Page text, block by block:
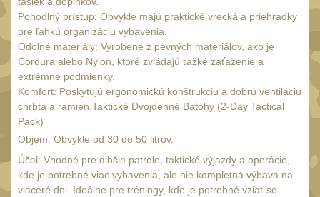
Čelové svetlá -
čelovky4
Svítilny pro
AA/AAA/14500 Li-Ion
baterie2
Svítilny pro 18650
baterie
Svítilny pro
CR123A/16340 Li-Ion
baterie 3
Pohodlný prístup: Obvykle majú praktické vrecká a priehradky
pre ľahkú organizáciu vybavenia.
Odolné materiály: Vyrobené z pevných materiálov, ako je
Cordura alebo Nylon, ktoré zvládajú ťažké zaťaženie a
extrémne podmienky.
Komfort: Poskytujú ergonomickú konštrukciu a dobrú ventiláciu
chrbta a ramien.Taktické Dvojdenné Batohy (2-Day Tactical
Pack)
Objem: Obvykle od 30 do 50 litrov.
Účel: Vhodné pre dlhšie patrole, taktické výjazdy a operácie,
kde je potrebné viac vybavenia, ale nie kompletná výbava na
viaceré dni. Ideálne pre tréningy, kde je potrebné vziať so